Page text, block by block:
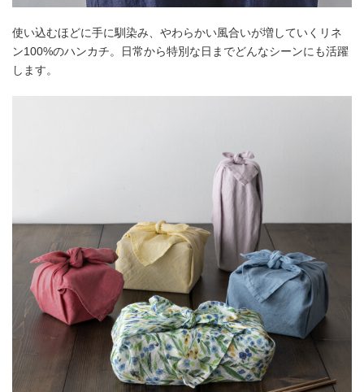
使い込むほどに手に馴染み、やわらかい風合いが増していくリネ
ン100%のハンカチ。日常から特別な日までどんなシーンにも活躍
します。